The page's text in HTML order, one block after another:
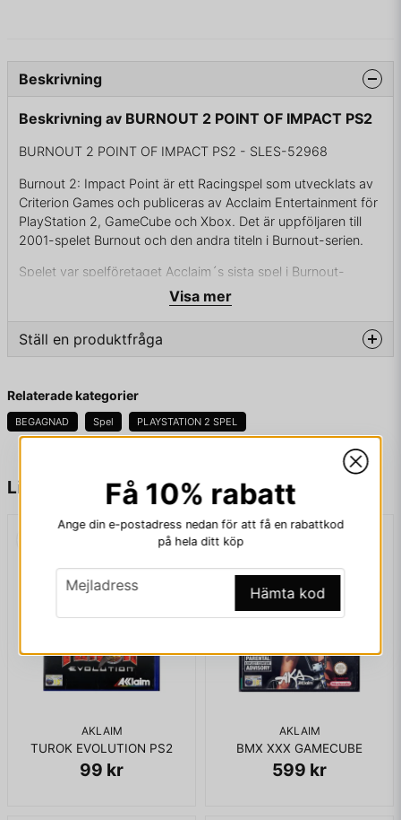
Liknande produkter
AKLAIM
TUROK EVOLUTION PS2
99 kr
AKLAIM
BMX XXX GAMECUBE
599 kr
Beskrivning
Beskrivning av BURNOUT 2 POINT OF IMPACT PS2
BURNOUT 2 POINT OF IMPACT PS2 - SLES-52968
Burnout 2: Impact Point är ett Racingspel som utvecklats av
Criterion Games och publiceras av Acclaim Entertainment för
PlayStation 2, GameCube och Xbox. Det är uppföljaren till
2001-spelet Burnout och den andra titeln i Burnout-serien.
Spelet var spelföretaget Acclaim´s sista spel i Burnout-
serien, eftersom Acclaim gick i konkurs 2004; Resten av
serien skulle publiceras av Electronic Arts.
Visa mer
Ställ en produktfråga
Fråga oss något om denna produkten...
Relaterade kategorier
BEGAGNAD Spel PLAYSTATION 2 SPEL
Få 10% rabatt
Ange din e-postadress nedan för att få en rabattkod
på hela ditt köp
email
Mejladress Hämta kod